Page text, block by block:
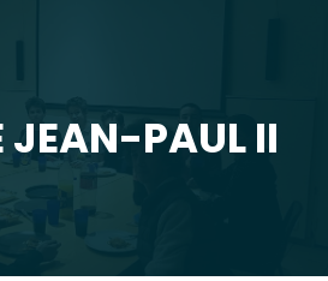
JEAN-PAUL II